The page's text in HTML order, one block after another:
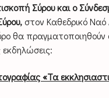
Σύρου και ο
στον Καθεδρικό Ναό
θα
«Τα